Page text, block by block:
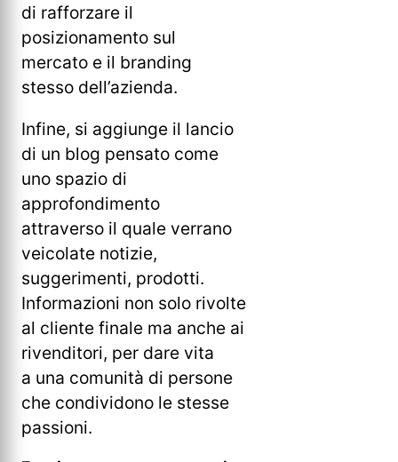
di rafforzare il
posizionamento sul
mercato e il branding
stesso dell’azienda.
Infine, si aggiunge il lancio
di un blog pensato come
uno spazio di
approfondimento
attraverso il quale verrano
veicolate notizie,
suggerimenti, prodotti.
Informazioni non solo rivolte
al cliente finale ma anche ai
rivenditori, per dare vita
a una comunità di persone
che condividono le stesse
passioni.